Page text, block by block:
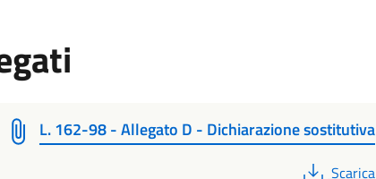
L. 162-98 - Allegato D - Dichiarazione sostitutiva
PDF
Scarica